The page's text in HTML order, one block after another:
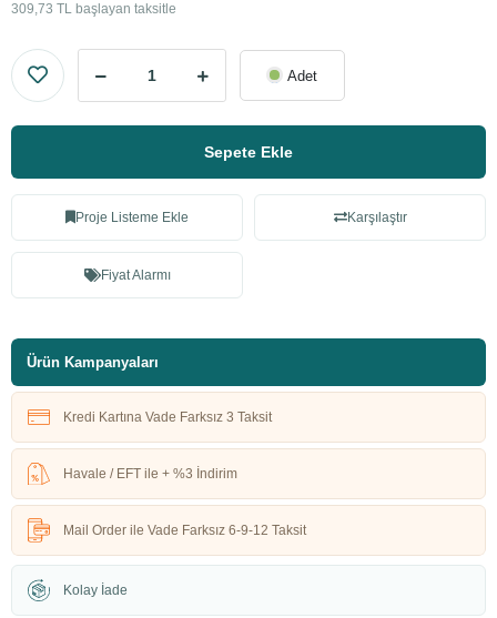
309,73 TL başlayan taksitle
Adet
Sepete Ekle
Proje Listeme Ekle Karşılaştır
Fiyat Alarmı
Ürün Kampanyaları
Kredi Kartına Vade Farksız 3 Taksit
Havale / EFT ile + %3 İndirim
Mail Order ile Vade Farksız 6-9-12 Taksit
Kolay İade